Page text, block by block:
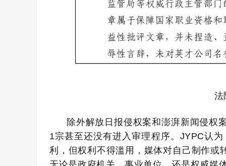
法
除外解放日报侵权案和澎湃新闻侵权
1宗甚至还没有进入审理程序。JYPC认
利，但权利不得滥用，媒体对自己制作或